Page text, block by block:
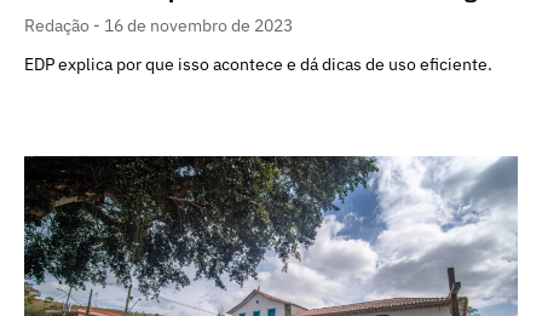
Redação
16 de novembro de 2023
EDP explica por que isso acontece e dá dicas de uso eficiente.